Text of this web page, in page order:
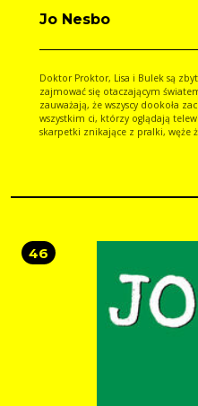
Jo Nesbo
Doktor Proktor, Lisa i Bulek są
zajmować się otaczającym
zauważają, że wszyscy dookoła
wszystkim ci, którzy oglądają
skarpetki znikające z pralki, węże
46